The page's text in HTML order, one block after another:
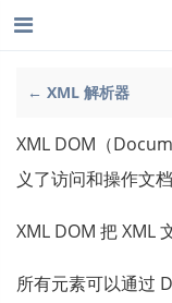
← XML 解析器
XML DOM（
义了访问和操作文
XML DOM 把 XML
所有元素可以通过